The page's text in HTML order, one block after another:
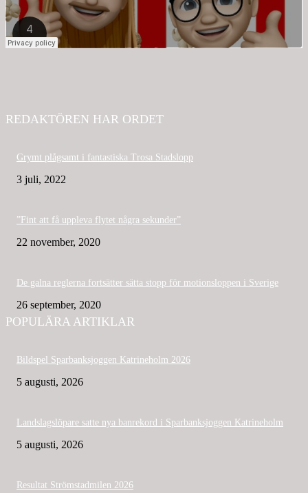
REDAKTÖREN HAR ORDET
Grymt plågsamt i fantastiska Trosa Stadslopp
3 juli, 2022
”Fint att få uppleva flytet några sekunder”
22 november, 2020
De galna reglerna fortsätter sätta stopp för motionsloppen i Sverige
26 september, 2020
POPULÄRA ARTIKLAR
Bildspel Sparbanksjoggen Katrineholm 2026
5 augusti, 2026
Landslagslöpare satte nya banrekord i Sparbanksjoggen Katrineholm
5 augusti, 2026
Resultat Strömstadmilen 2026